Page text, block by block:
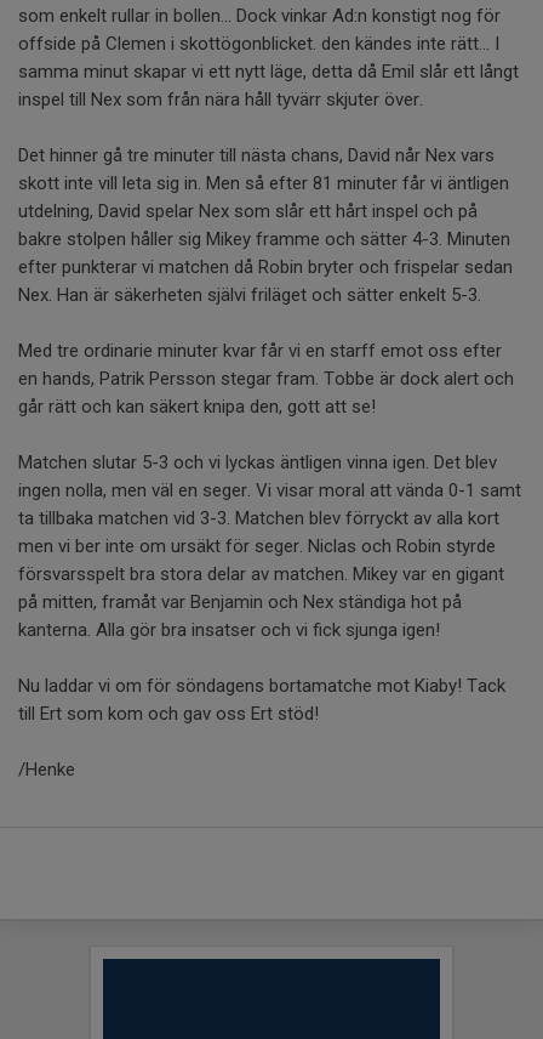
som enkelt rullar in bollen... Dock vinkar Ad:n konstigt nog för
offside på Clemen i skottögonblicket. den kändes inte rätt... I
samma minut skapar vi ett nytt läge, detta då Emil slår ett långt
inspel till Nex som från nära håll tyvärr skjuter över.
Det hinner gå tre minuter till nästa chans, David når Nex vars
skott inte vill leta sig in. Men så efter 81 minuter får vi äntligen
utdelning, David spelar Nex som slår ett hårt inspel och på
bakre stolpen håller sig Mikey framme och sätter 4-3. Minuten
efter punkterar vi matchen då Robin bryter och frispelar sedan
Nex. Han är säkerheten självi friläget och sätter enkelt 5-3.
Med tre ordinarie minuter kvar får vi en starff emot oss efter
en hands, Patrik Persson stegar fram. Tobbe är dock alert och
går rätt och kan säkert knipa den, gott att se!
Matchen slutar 5-3 och vi lyckas äntligen vinna igen. Det blev
ingen nolla, men väl en seger. Vi visar moral att vända 0-1 samt
ta tillbaka matchen vid 3-3. Matchen blev förryckt av alla kort
men vi ber inte om ursäkt för seger. Niclas och Robin styrde
försvarsspelt bra stora delar av matchen. Mikey var en gigant
på mitten, framåt var Benjamin och Nex ständiga hot på
kanterna. Alla gör bra insatser och vi fick sjunga igen!
Nu laddar vi om för söndagens bortamatche mot Kiaby! Tack
till Ert som kom och gav oss Ert stöd!
/Henke